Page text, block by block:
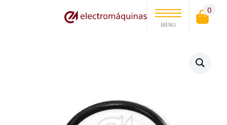
MENU
0